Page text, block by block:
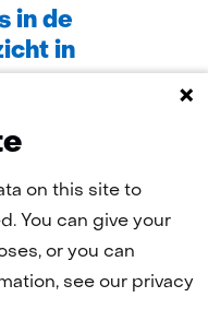
in de
in
on this site to
You can give your
or you can
see our privacy